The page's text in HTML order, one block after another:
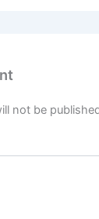
not be